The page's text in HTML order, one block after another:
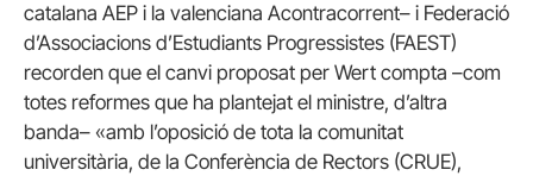
catalana AEP i la valenciana Acontracorrent– i Federació
d’Associacions d’Estudiants Progressistes (FAEST)
recorden que el canvi proposat per Wert compta –com
totes reformes que ha plantejat el ministre, d’altra
banda– «amb l’oposició de tota la comunitat
universitària, de la Conferència de Rectors (CRUE),